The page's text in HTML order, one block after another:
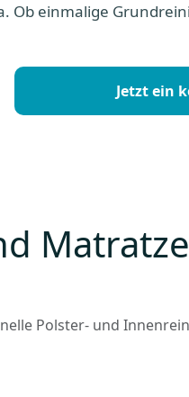
Ob einmalige
Jetzt ein
Polster- und